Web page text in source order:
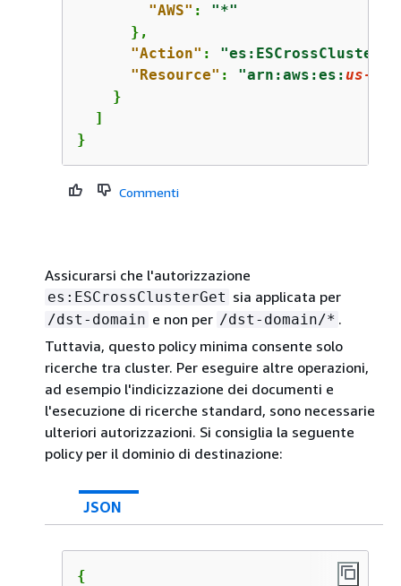
"AWS" : "*"
      },
"Action" :
"Resource" : "arn:aws:es:us-
    }
  ]
}
Commenti
Assicurarsi che l'autorizzazione
es:ESCrossClusterGet sia applicata per
/dst-domain e non per /dst-domain/* .
Tuttavia, questo policy minima consente solo
ricerche tra cluster. Per eseguire altre operazioni,
ad esempio l'indicizzazione dei documenti e
l'esecuzione di ricerche standard, sono necessarie
ulteriori autorizzazioni. Si consiglia la seguente
policy per il dominio di destinazione:
JSON
{